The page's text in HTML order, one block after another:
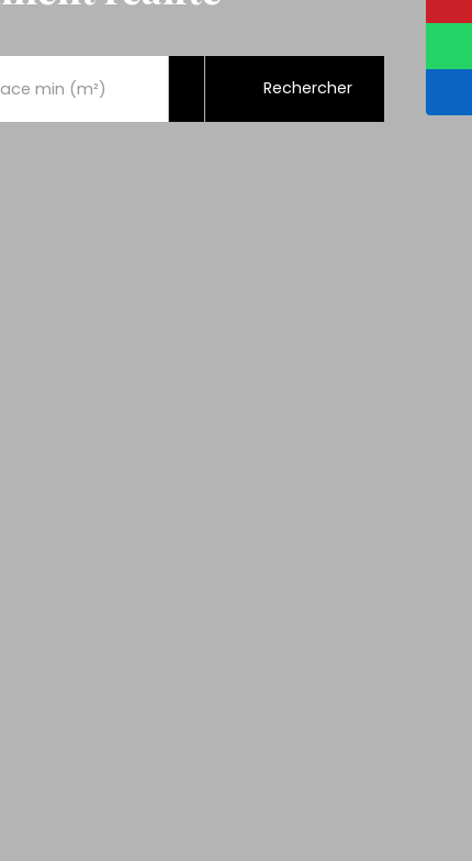
min (m²) Rechercher